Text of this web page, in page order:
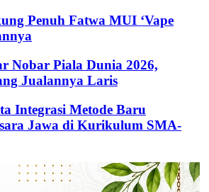
Penuh Fatwa MUI ‘Vape
Nobar Piala Dunia 2026,
Jualannya Laris
Integrasi Metode Baru
Jawa di Kurikulum SMA-